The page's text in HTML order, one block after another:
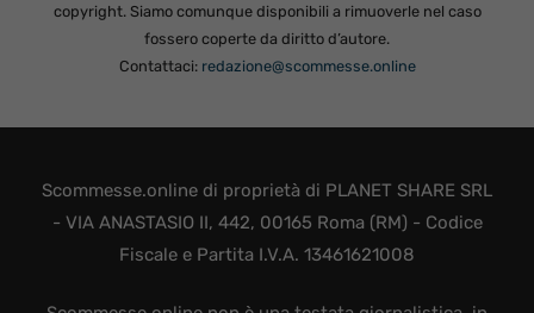
copyright. Siamo comunque disponibili a rimuoverle nel caso
fossero coperte da diritto d’autore.
Contattaci: redazione@scommesse.online
Scommesse.online di proprietà di PLANET SHARE SRL
- VIA ANASTASIO II, 442, 00165 Roma (RM) - Codice
Fiscale e Partita I.V.A. 13461621008